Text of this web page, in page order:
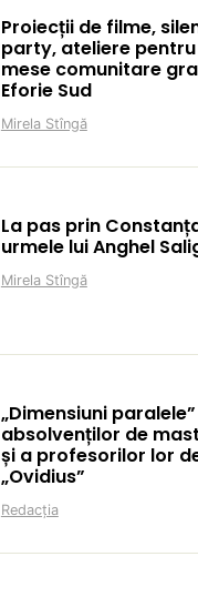
Proiecții de filme,
party, ateliere
mese comunitare
Eforie Sud
Mirela Stîngă
La pas prin
urmele lui Anghel
Mirela Stîngă
„Dimensiuni
absolvenților de
și a profesorilor lor
„Ovidius”
Redacția